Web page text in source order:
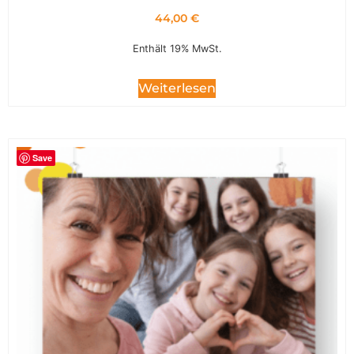
44,00 €
Enthält 19% MwSt.
Weiterlesen
Save